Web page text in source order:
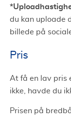
du kan uploade
billede på
Pris
At få en lav pris
ikke, havde du
Prisen på